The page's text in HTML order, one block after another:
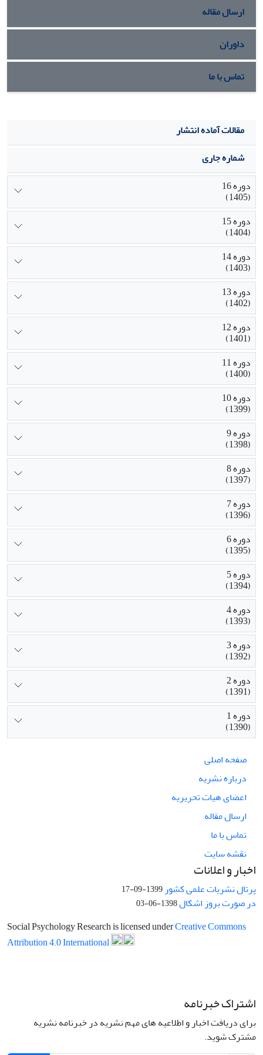
ارسال مقاله
داوران
تماس با ما
مقالات آماده انتشار
شماره جاری
دوره 16
(1405)
دوره 15
(1404)
دوره 14
(1403)
دوره 13
(1402)
دوره 12
(1401)
دوره 11
(1400)
دوره 10
(1399)
دوره 9
(1398)
دوره 8
(1397)
دوره 7
(1396)
دوره 6
(1395)
دوره 5
(1394)
دوره 4
(1393)
دوره 3
(1392)
دوره 2
(1391)
دوره 1
(1390)
صفحه اصلی
درباره نشریه
اعضای هیات تحریریه
ارسال مقاله
تماس با ما
نقشه سایت
اخبار و اعلانات
پرتال نشریات علمی کشور 1399-09-17
در صورت بروز اشکال1398-06-03
Social Psychology Research is licensed underCreative Commons
Attribution 4.0 International
اشتراک خبرنامه
برای دریافت اخبار و اطلاعیه های مهم نشریه در خبرنامه نشریه
مشترک شوید.